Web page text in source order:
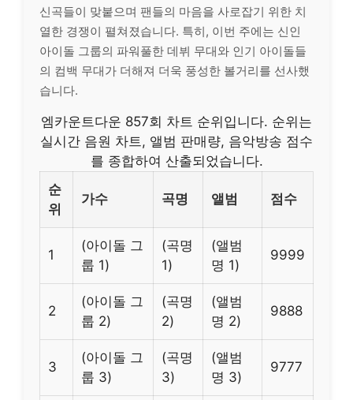
신곡들이 맞붙으며 팬들의 마음을 사로잡기 위한 치
열한 경쟁이 펼쳐졌습니다. 특히, 이번 주에는 신인
아이돌 그룹의 파워풀한 데뷔 무대와 인기 아이돌들
의 컴백 무대가 더해져 더욱 풍성한 볼거리를 선사했
습니다.
엠카운트다운 857회 차트 순위입니다. 순위는
실시간 음원 차트, 앨범 판매량, 음악방송 점수
를 종합하여 산출되었습니다.
순
위
가수 곡명 앨범 점수
1
(아이돌 그
룹 1)
(곡명
1)
(앨범
명 1)
9999
2
(아이돌 그
룹 2)
(곡명
2)
(앨범
명 2)
9888
3
(아이돌 그
룹 3)
(곡명
3)
(앨범
명 3)
9777